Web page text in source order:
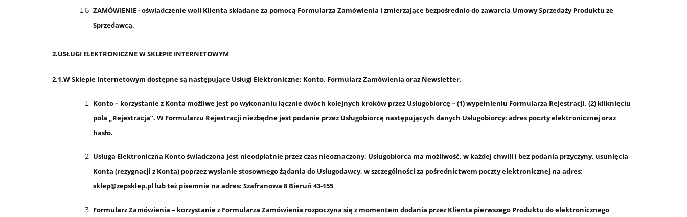
ZAMÓWIENIE - oświadczenie woli Klienta składane za pomocą Formularza Zamówienia i zmierzające bezpośrednio do zawarcia Umowy Sprzedaży Produktu ze
Sprzedawcą.
2.USŁUGI ELEKTRONICZNE W SKLEPIE INTERNETOWYM
2.1.W Sklepie Internetowym dostępne są następujące Usługi Elektroniczne: Konto, Formularz Zamówienia oraz Newsletter.
Konto – korzystanie z Konta możliwe jest po wykonaniu łącznie dwóch kolejnych kroków przez Usługobiorcę – (1) wypełnieniu Formularza Rejestracji, (2) kliknięciu
pola „Rejestracja”. W Formularzu Rejestracji niezbędne jest podanie przez Usługobiorcę następujących danych Usługobiorcy: adres poczty elektronicznej oraz
hasło.
Usługa Elektroniczna Konto świadczona jest nieodpłatnie przez czas nieoznaczony. Usługobiorca ma możliwość, w każdej chwili i bez podania przyczyny, usunięcia
Konta (rezygnacji z Konta) poprzez wysłanie stosownego żądania do Usługodawcy, w szczególności za pośrednictwem poczty elektronicznej na adres:
sklep@zepsklep.pl lub też pisemnie na adres: Szafranowa 8 Bieruń 43-155
Formularz Zamówienia – korzystanie z Formularza Zamówienia rozpoczyna się z momentem dodania przez Klienta pierwszego Produktu do elektronicznego